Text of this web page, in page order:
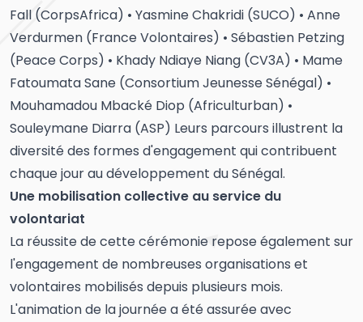
Fall (CorpsAfrica) • Yasmine Chakridi (SUCO) • Anne
Verdurmen (France Volontaires) • Sébastien Petzing
(Peace Corps) • Khady Ndiaye Niang (CV3A) • Mame
Fatoumata Sane (Consortium Jeunesse Sénégal) •
Mouhamadou Mbacké Diop (Africulturban) •
Souleymane Diarra (ASP) Leurs parcours illustrent la
diversité des formes d'engagement qui contribuent
chaque jour au développement du Sénégal.
Une mobilisation collective au service du
volontariat
La réussite de cette cérémonie repose également sur
l'engagement de nombreuses organisations et
volontaires mobilisés depuis plusieurs mois.
L'animation de la journée a été assurée avec